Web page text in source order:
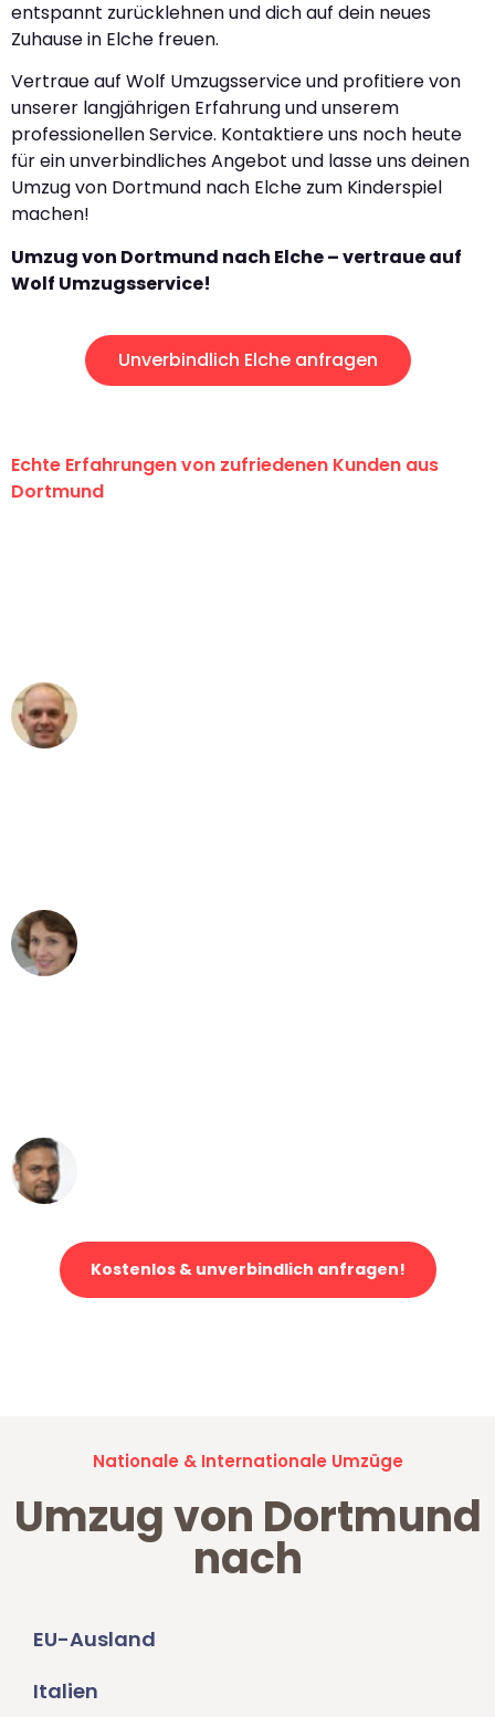
entspannt zurücklehnen und dich auf dein neues
Zuhause in Elche freuen.
Vertraue auf Wolf Umzugsservice und profitiere von
unserer langjährigen Erfahrung und unserem
professionellen Service. Kontaktiere uns noch heute
für ein unverbindliches Angebot und lasse uns deinen
Umzug von Dortmund nach Elche zum Kinderspiel
machen!
Umzug von Dortmund nach Elche – vertraue auf
Wolf Umzugsservice!
Unverbindlich Elche anfragen
Echte Erfahrungen von zufriedenen Kunden aus
Dortmund
Kostenlos & unverbindlich anfragen!
Nationale & Internationale Umzüge
Umzug von Dortmund
nach
EU-Ausland
Italien